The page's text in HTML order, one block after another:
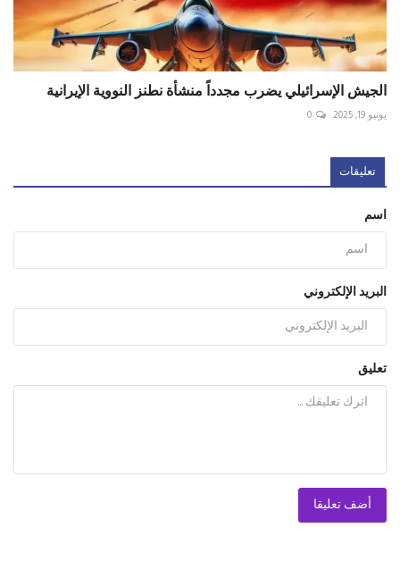
الجيش الإسرائيلي يضرب مجدداً منشأة نطنز النووية الإيرانية
يونيو 19, 2025 0
تعليقات
اسم
البريد الإلكتروني
تعليق
أضف تعليقا